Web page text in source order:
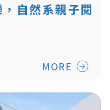
自然系親子閱
MORE